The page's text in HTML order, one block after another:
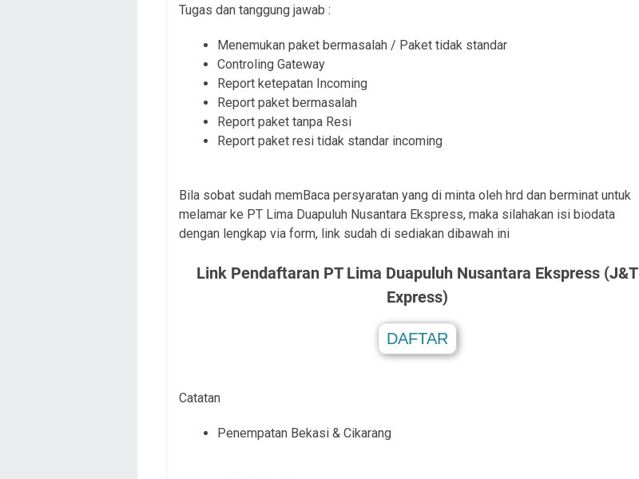
Tugas dan tanggung jawab :
Menemukan paket bermasalah / Paket tidak standar
Controling Gateway
Report ketepatan Incoming
Report paket bermasalah
Report paket tanpa Resi
Report paket resi tidak standar incoming
Bila sobat sudah memBaca persyaratan yang di minta oleh hrd dan berminat untuk
melamar ke PT Lima Duapuluh Nusantara Ekspress, maka silahakan isi biodata
dengan lengkap via form, link sudah di sediakan dibawah ini
Link Pendaftaran PT Lima Duapuluh Nusantara Ekspress (J&T
Express)
DAFTAR
.
Catatan
Penempatan Bekasi & Cikarang